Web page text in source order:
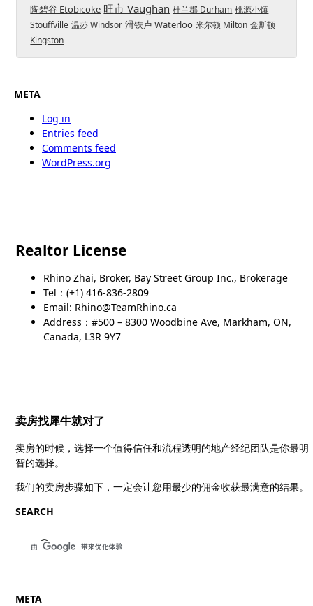
陶碧谷 Etobicoke 旺市 Vaughan 杜兰郡 Durham 桃源小镇
Stouffville 温莎 Windsor 滑铁卢 Waterloo 米尔顿 Milton 金斯顿
Kingston
META
Log in
Entries feed
Comments feed
WordPress.org
Realtor License
Rhino Zhai, Broker, Bay Street Group Inc., Brokerage
Tel：(+1) 416-836-2809
Email: Rhino@TeamRhino.ca
Address：#500 – 8300 Woodbine Ave, Markham, ON,
Canada, L3R 9Y7
卖房找犀牛就对了
卖房的时候，选择一个值得信任和流程透明的地产经纪团队是你最明
智的选择。
我们的卖房步骤如下，一定会让您用最少的佣金收获最满意的结果。
SEARCH
META